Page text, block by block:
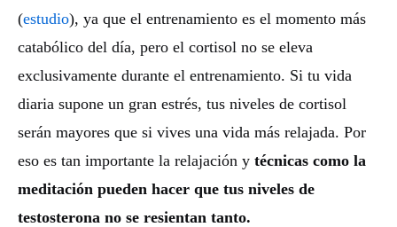
(estudio), ya que el entrenamiento es el momento más
catabólico del día, pero el cortisol no se eleva
exclusivamente durante el entrenamiento. Si tu vida
diaria supone un gran estrés, tus niveles de cortisol
serán mayores que si vives una vida más relajada. Por
eso es tan importante la relajación y técnicas como la
meditación pueden hacer que tus niveles de
testosterona no se resientan tanto.